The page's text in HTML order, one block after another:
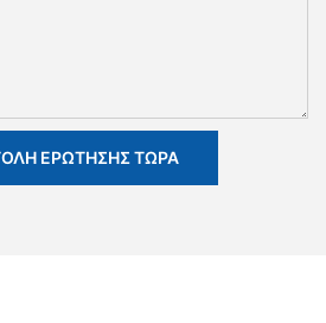
ΕΡΏΤΗΣΗΣ ΤΏΡΑ